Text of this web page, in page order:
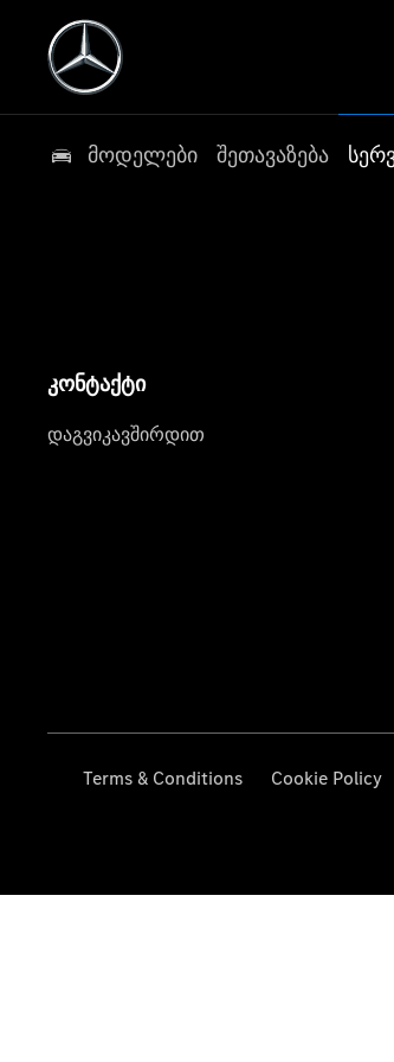
მოდელები შეთავაზება
კონტაქტი
დაგვიკავშირდით
Terms & Conditions Cookie Policy